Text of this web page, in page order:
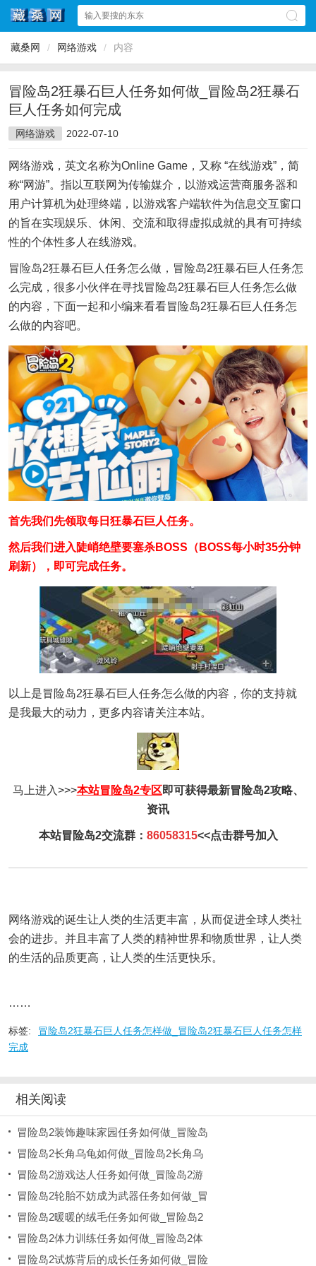
藏桑网 / 网络游戏 / 内容
冒险岛2狂暴石巨人任务如何做_冒险岛2狂暴石
巨人任务如何完成
网络游戏 2022-07-10
网络游戏，英文名称为Online Game，又称 “在线游戏”，简
称“网游”。指以互联网为传输媒介，以游戏运营商服务器和
用户计算机为处理终端，以游戏客户端软件为信息交互窗口
的旨在实现娱乐、休闲、交流和取得虚拟成就的具有可持续
性的个体性多人在线游戏。
冒险岛2狂暴石巨人任务怎么做，冒险岛2狂暴石巨人任务怎
么完成，很多小伙伴在寻找冒险岛2狂暴石巨人任务怎么做
的内容，下面一起和小编来看看冒险岛2狂暴石巨人任务怎
么做的内容吧。
首先我们先领取每日狂暴石巨人任务。
然后我们进入陡峭绝壁要塞杀BOSS（BOSS每小时35分钟
刷新），即可完成任务。
以上是冒险岛2狂暴石巨人任务怎么做的内容，你的支持就
是我最大的动力，更多内容请关注本站。
马上进入>>>本站冒险岛2专区即可获得最新冒险岛2攻略、
资讯
本站冒险岛2交流群： 86058315<<点击群号加入
网络游戏的诞生让人类的生活更丰富，从而促进全球人类社
会的进步。并且丰富了人类的精神世界和物质世界，让人类
的生活的品质更高，让人类的生活更快乐。
……
标签:
冒险岛2狂暴石巨人任务怎样做_冒险岛2狂暴石巨人任务怎样
完成
相关阅读
冒险岛2装饰趣味家园任务如何做_冒险岛
冒险岛2长角乌龟如何做_冒险岛2长角乌
冒险岛2游戏达人任务如何做_冒险岛2游
冒险岛2轮胎不妨成为武器任务如何做_冒
冒险岛2暖暖的绒毛任务如何做_冒险岛2
冒险岛2体力训练任务如何做_冒险岛2体
冒险岛2试炼背后的成长任务如何做_冒险